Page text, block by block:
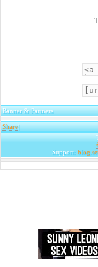
Banner & Partners
Share|
Support: